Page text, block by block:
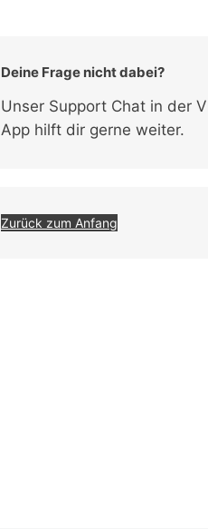
Deine Frage nicht dabei?
Unser Support Chat in der
App hilft dir gerne weiter.
Zurück zum Anfang